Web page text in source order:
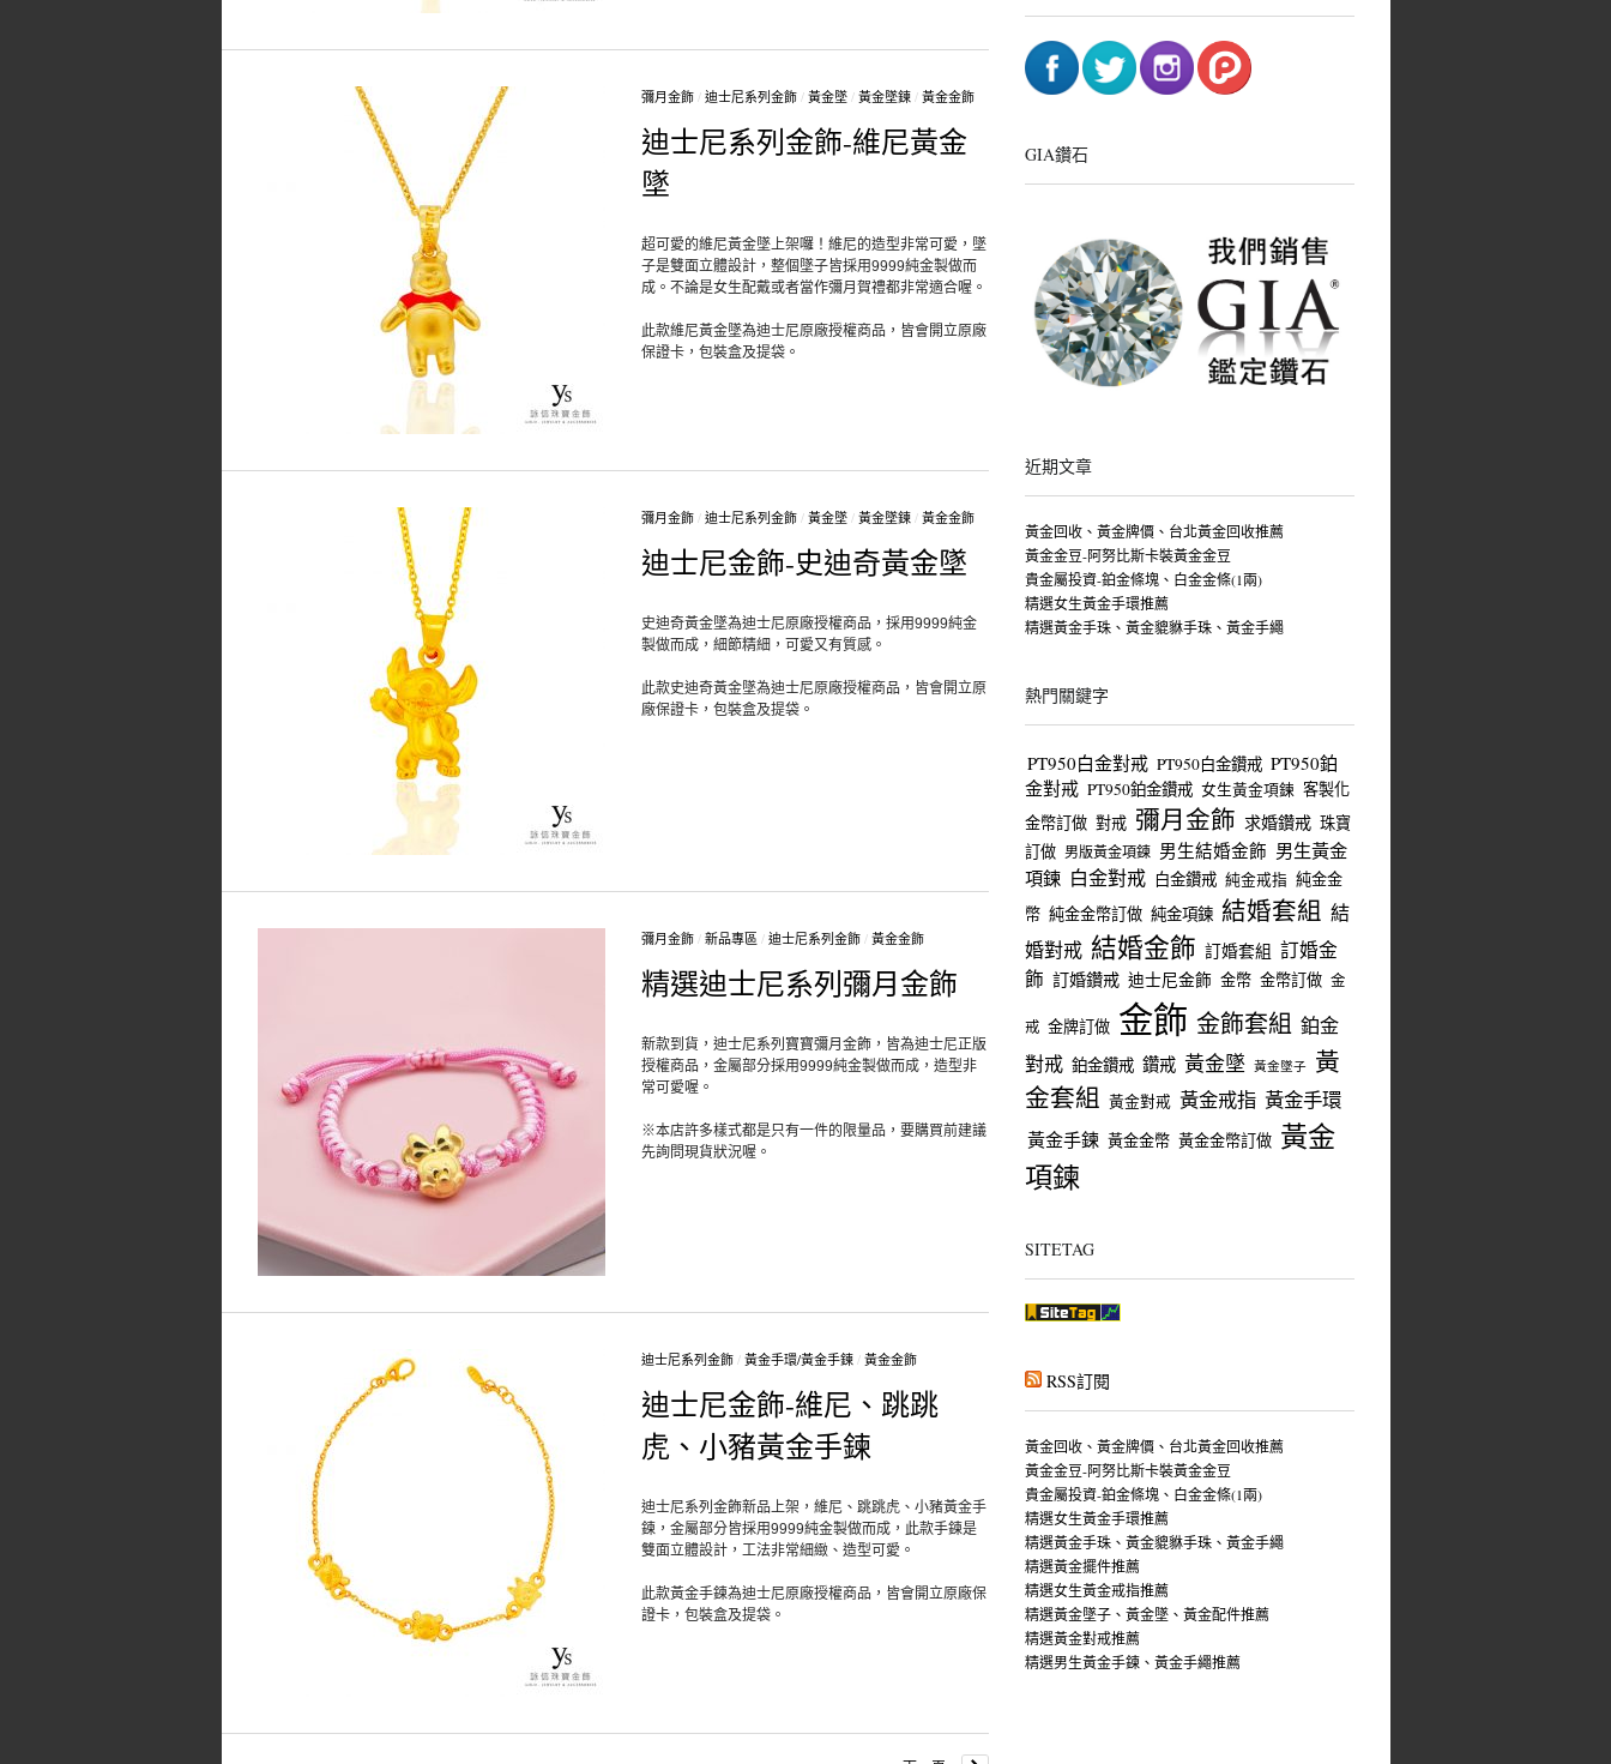
彌月金飾/ 迪士尼系列金飾/ 黃金墜/ 黃金墜鍊/ 黃金金飾
迪士尼系列金飾-維尼黃金
墜
超可愛的維尼黃金墜上架囉！維尼的造型非常可愛，墜
子是雙面立體設計，整個墜子皆採用9999純金製做而
成。不論是女生配戴或者當作彌月賀禮都非常適合喔。
此款維尼黃金墜為迪士尼原廠授權商品，皆會開立原廠
保證卡，包裝盒及提袋。
彌月金飾/ 迪士尼系列金飾/ 黃金墜/ 黃金墜鍊/ 黃金金飾
迪士尼金飾-史迪奇黃金墜
史迪奇黃金墜為迪士尼原廠授權商品，採用9999純金
製做而成，細節精細，可愛又有質感。
此款史迪奇黃金墜為迪士尼原廠授權商品，皆會開立原
廠保證卡，包裝盒及提袋。
彌月金飾/ 新品專區 / 迪士尼系列金飾/ 黃金金飾
精選迪士尼系列彌月金飾
新款到貨，迪士尼系列寶寶彌月金飾，皆為迪士尼正版
授權商品，金屬部分採用9999純金製做而成，造型非
常可愛喔。
※本店許多樣式都是只有一件的限量品，要購買前建議
先詢問現貨狀況喔。
迪士尼系列金飾/ 黃金手環/黃金手鍊/ 黃金金飾
迪士尼金飾-維尼、跳跳
虎、小豬黃金手鍊
迪士尼系列金飾新品上架，維尼、跳跳虎、小豬黃金手
鍊，金屬部分皆採用9999純金製做而成，此款手鍊是
雙面立體設計，工法非常細緻、造型可愛。
此款黃金手鍊為迪士尼原廠授權商品，皆會開立原廠保
證卡，包裝盒及提袋。
GIA鑽石
近期文章
黃金回收、黃金牌價、台北黃金回收推薦
黃金金豆-阿努比斯卡裝黃金金豆
貴金屬投資-鉑金條塊、白金金條(1兩)
精選女生黃金手環推薦
精選黃金手珠、黃金貔貅手珠、黃金手繩
熱門關鍵字
PT950白金對戒 PT950白金鑽戒 PT950鉑
金對戒 PT950鉑金鑽戒 女生黃金項鍊 客製化
金幣訂做 對戒 彌月金飾 求婚鑽戒 珠寶
訂做 男版黃金項鍊 男生結婚金飾 男生黃金
項鍊 白金對戒 白金鑽戒 純金戒指 純金金
幣 純金金幣訂做 純金項鍊 結婚套組 結
婚對戒 結婚金飾 訂婚套組 訂婚金
飾 訂婚鑽戒 迪士尼金飾 金幣 金幣訂做 金
戒 金牌訂做 金飾 金飾套組 鉑金
對戒 鉑金鑽戒 鑽戒 黃金墜 黃金墜子
黃
金套組 黃金對戒 黃金戒指 黃金手環
黃金手鍊 黃金金幣 黃金金幣訂做 黃金
項鍊
SITETAG
RSS訂閱
黃金回收、黃金牌價、台北黃金回收推薦
黃金金豆-阿努比斯卡裝黃金金豆
貴金屬投資-鉑金條塊、白金金條(1兩)
精選女生黃金手環推薦
精選黃金手珠、黃金貔貅手珠、黃金手繩
精選黃金擺件推薦
精選女生黃金戒指推薦
精選黃金墜子、黃金墜、黃金配件推薦
精選黃金對戒推薦
精選男生黃金手鍊、黃金手繩推薦